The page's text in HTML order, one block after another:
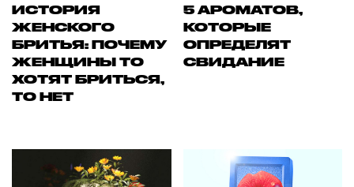
ИСТОРИЯ
ЖЕНСКОГО
БРИТЬЯ: ПОЧЕМУ
ЖЕНЩИНЫ ТО
ХОТЯТ БРИТЬСЯ,
ТО НЕТ
5 АРОМАТОВ,
КОТОРЫЕ
ОПРЕДЕЛЯТ
СВИДАНИЕ